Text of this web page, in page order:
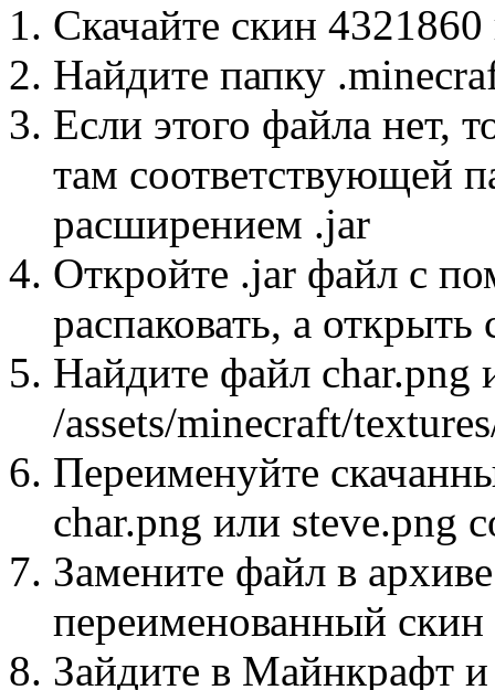
Скачайте скин
Найдите папку
Если этого файла нет,
там соответствующей
расширением .jar
Откройте .jar файл с
распаковать, а
Найдите файл char.png
/assets/minecraft/
Переименуйте
char.png или steve.png
Замените файл в
переименованный скин
Зайдите в Майнкрафт